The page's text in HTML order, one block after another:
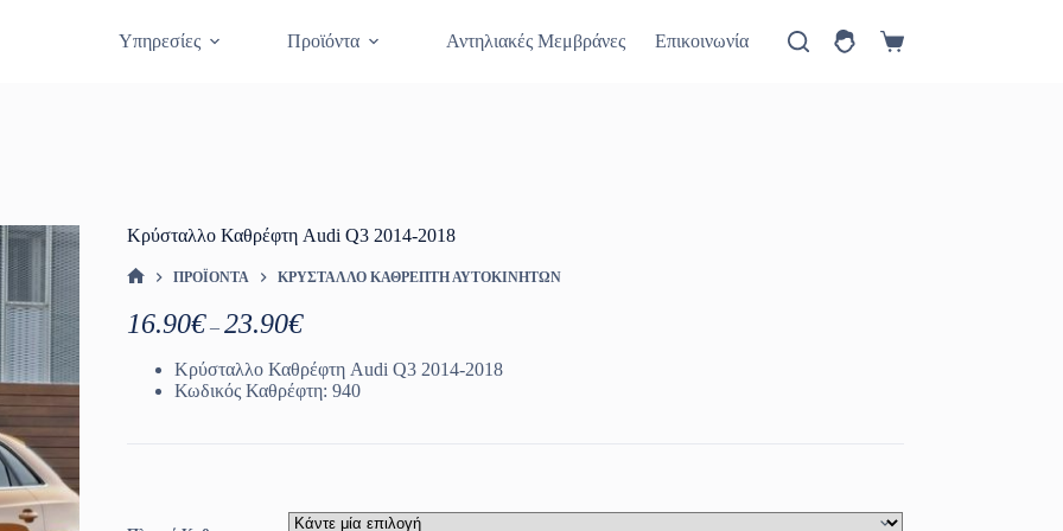
Υπηρεσίες Προϊόντα Αντηλιακές Μεμβράνες Επικοινωνία
Καλάθι
Κρύσταλλο Καθρέφτη Audi Q3 2014-2018
ΠΡΟΪΌΝΤΑ ΚΡΎΣΤΑΛΛΟ ΚΑΘΡΈΠΤΗ ΑΥΤΟΚΙΝΗΤΩΝ
16.90€ – 23.90€Price
range:
16.90€
through
23.90€
Κρύσταλλο Καθρέφτη Audi Q3 2014-2018
Κωδικός Καθρέφτη: 940